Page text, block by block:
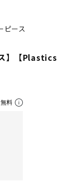
ピース
】【Plastics
料